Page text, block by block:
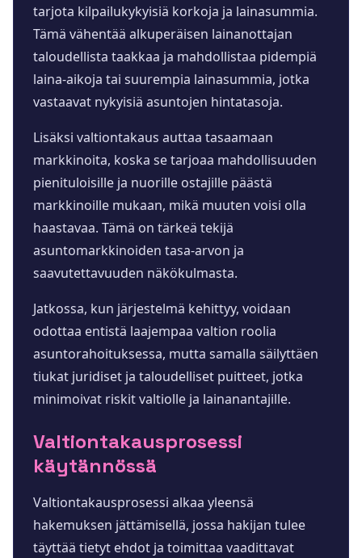
tarjota kilpailukykyisiä korkoja ja lainasummia.
Tämä vähentää alkuperäisen lainanottajan
taloudellista taakkaa ja mahdollistaa pidempiä
laina-aikoja tai suurempia lainasummia, jotka
vastaavat nykyisiä asuntojen hintatasoja.
Lisäksi valtiontakaus auttaa tasaamaan
markkinoita, koska se tarjoaa mahdollisuuden
pienituloisille ja nuorille ostajille päästä
markkinoille mukaan, mikä muuten voisi olla
haastavaa. Tämä on tärkeä tekijä
asuntomarkkinoiden tasa-arvon ja
saavutettavuuden näkökulmasta.
Jatkossa, kun järjestelmä kehittyy, voidaan
odottaa entistä laajempaa valtion roolia
asuntorahoituksessa, mutta samalla säilyttäen
tiukat juridiset ja taloudelliset puitteet, jotka
minimoivat riskit valtiolle ja lainanantajille.
Valtiontakausprosessi
käytännössä
Valtiontakausprosessi alkaa yleensä
hakemuksen jättämisellä, jossa hakijan tulee
täyttää tietyt ehdot ja toimittaa vaadittavat